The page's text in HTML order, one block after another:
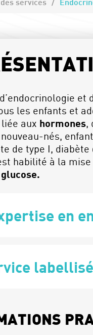
services
les enfants et
aux hormones,
nés,
de type I,
habilité à la
en